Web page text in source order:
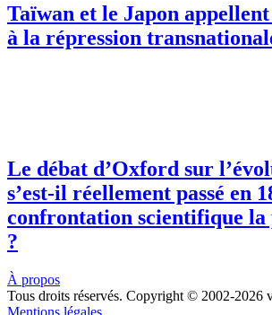
Taïwan et le Japon
à la répression
Le débat d’Oxford sur
s’est-il réellement passé en
confrontation scientifique la
?
À propos
Tous droits réservés. Copyright © 2002-2026
Mentions légales